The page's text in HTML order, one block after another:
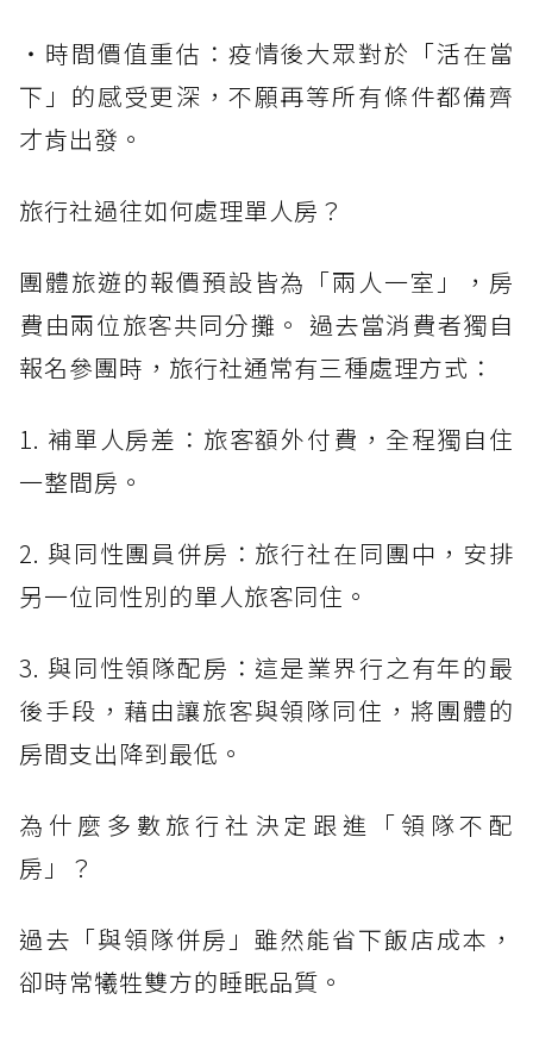
・時間價值重估：疫情後大眾對於「活在當
下」的感受更深，不願再等所有條件都備齊
才肯出發。
旅行社過往如何處理單人房？
團體旅遊的報價預設皆為「兩人一室」，房
費由兩位旅客共同分攤。 過去當消費者獨自
報名參團時，旅行社通常有三種處理方式：
1. 補單人房差：旅客額外付費，全程獨自住
一整間房。
2. 與同性團員併房：旅行社在同團中，安排
另一位同性別的單人旅客同住。
3. 與同性領隊配房：這是業界行之有年的最
後手段，藉由讓旅客與領隊同住，將團體的
房間支出降到最低。
為什麼多數旅行社決定跟進「領隊不配
房」？
過去「與領隊併房」雖然能省下飯店成本，
卻時常犧牲雙方的睡眠品質。